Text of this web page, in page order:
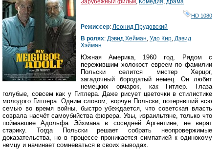
HD 1080
Режиссер: Леонид Прудовский
В ролях: Дэвид Хейман Удо Кир Дэвид
Хэйман
Южная Америка, 1960 год. Рядом с
пережившим холокост евреем по фамилии
Польски селится мистер Херцог,
загадочный бородатый немец. Он любит
немецких овчарок, как Гитлер. Глаза
голубые, совсем как у Гитлера. Даже рисует цветочки в стилистике
молодого Гитлера. Одним словом, ворчун Польски, потерявший всю
семью во время войны, быстро убеждается, что советская власть
соврала насчёт самоубийства фюрера. Увы, израильтяне, только что
поймавшие Адольфа Эйхмана в соседней Аргентине, не верят
старику. Тогда Польски решает собрать неопровержимые
доказательства, но в процессе проникается симпатией к одинокому
немцу и начинает сомневаться в своих выводах.